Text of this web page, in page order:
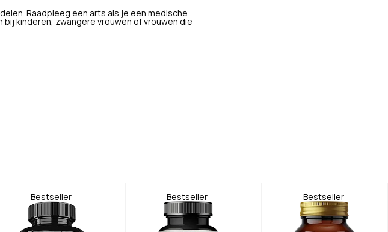
Raadpleeg een arts als je een medische
kinderen, zwangere vrouwen of vrouwen die
Bestseller Bestseller Bestseller